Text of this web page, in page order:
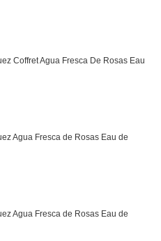
Coffret Agua Fresca De Rosas Eau
Agua Fresca de Rosas Eau de
Agua Fresca de Rosas Eau de